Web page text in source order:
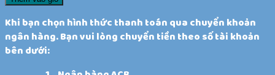
Khi bạn chọn hình thức thanh toán qua chuyển khoản
ngân hàng. Bạn vui lòng chuyển tiền theo số tài khoản
bên dưới: